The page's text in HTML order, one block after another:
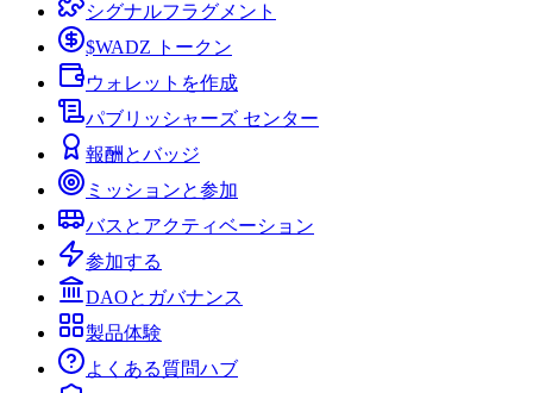
シグナルフラグメント
$WADZ トークン
ウォレットを作成
パブリッシャーズ センター
報酬とバッジ
ミッションと参加
バスとアクティベーション
参加する
DAOとガバナンス
製品体験
よくある質問ハブ